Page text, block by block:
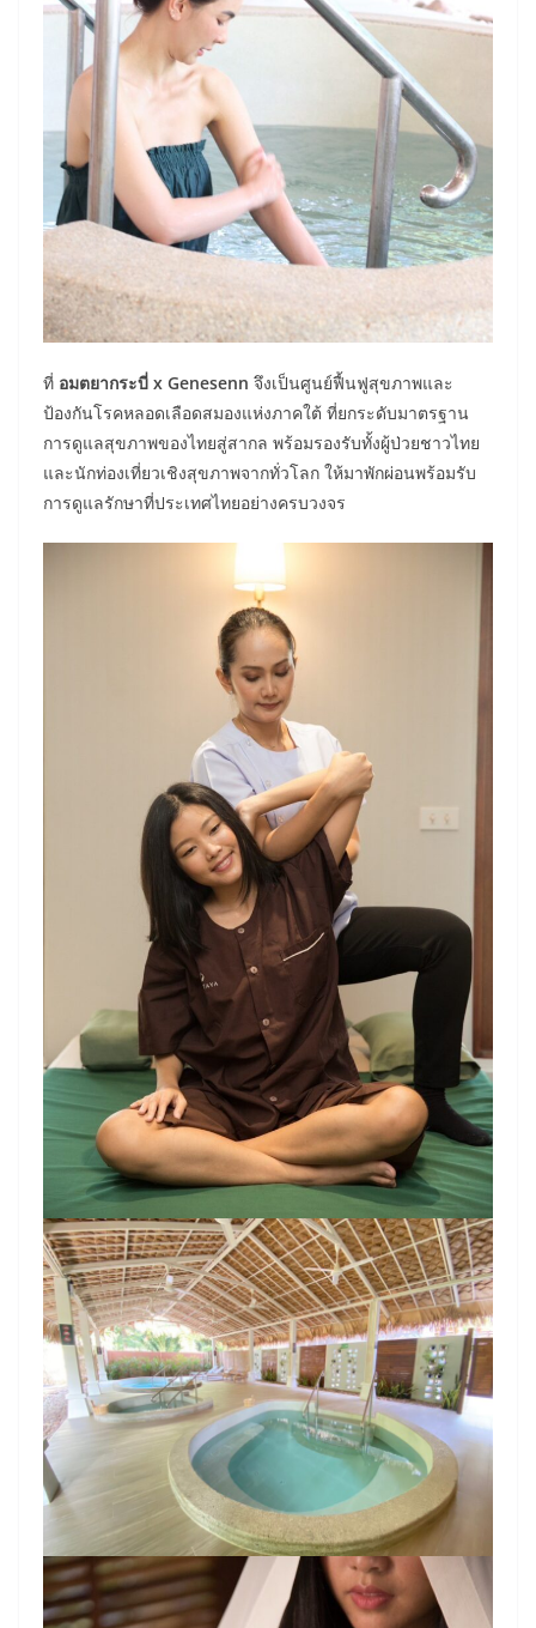
ที่ อมตยากระบี่ x Genesenn จึงเป็นศูนย์ฟื้นฟูสุขภาพและ
ป้องกันโรคหลอดเลือดสมองแห่งภาคใต้ ที่ยกระดับมาตรฐาน
การดูแลสุขภาพของไทยสู่สากล พร้อมรองรับทั้งผู้ป่วยชาวไทย
และนักท่องเที่ยวเชิงสุขภาพจากทั่วโลก ให้มาพักผ่อนพร้อมรับ
การดูแลรักษาที่ประเทศไทยอย่างครบวงจร